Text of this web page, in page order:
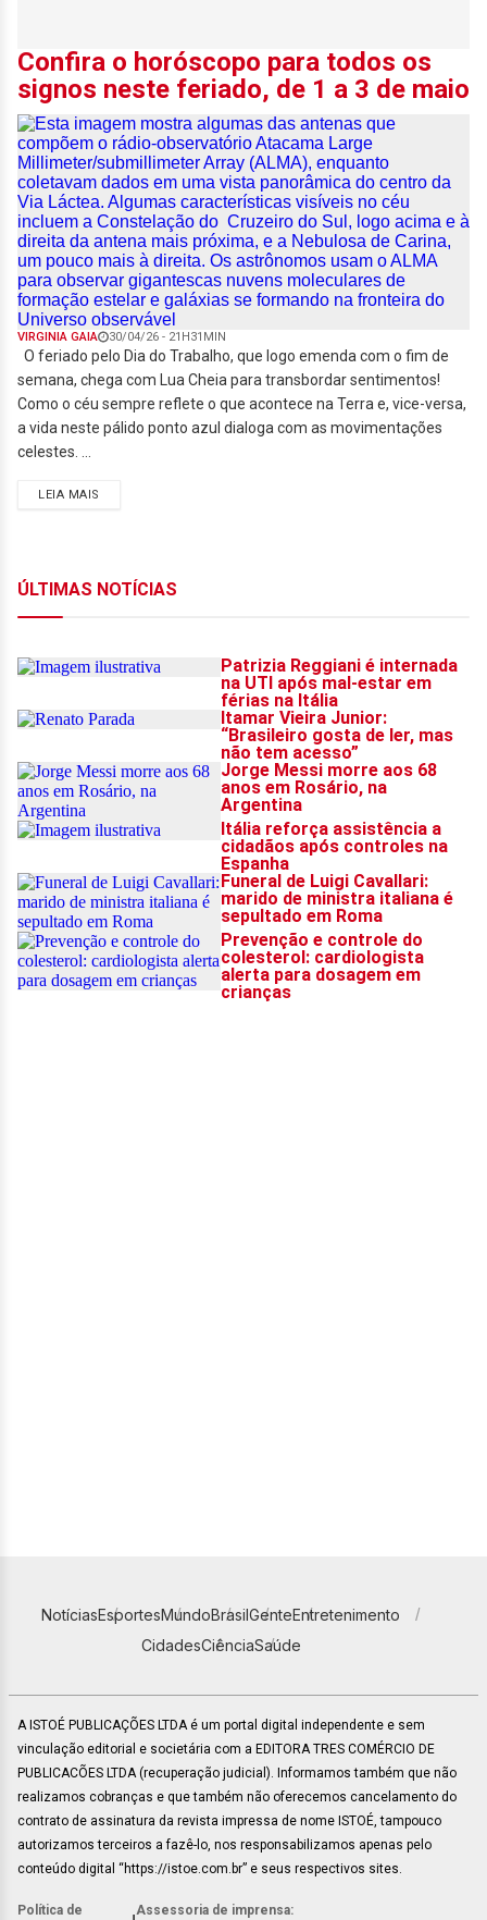
Confira o horóscopo para todos os
signos neste feriado, de 1 a 3 de maio
VIRGINIA GAIA 30/04/26 - 21H31MIN
O feriado pelo Dia do Trabalho, que logo emenda com o fim de
semana, chega com Lua Cheia para transbordar sentimentos!
Como o céu sempre reflete o que acontece na Terra e, vice-versa,
a vida neste pálido ponto azul dialoga com as movimentações
celestes. ...
LEIA MAIS
NotíciasEsportesMundoBrasilGenteEntretenimento
CidadesCiênciaSaúde
A ISTOÉ PUBLICAÇÕES LTDA é um portal digital independente e sem
vinculação editorial e societária com a EDITORA TRES COMÉRCIO DE
PUBLICACÕES LTDA (recuperação judicial). Informamos também que não
realizamos cobranças e que também não oferecemos cancelamento do
contrato de assinatura da revista impressa de nome ISTOÉ, tampouco
autorizamos terceiros a fazê-lo, nos responsabilizamos apenas pelo
conteúdo digital “https://istoe.com.br” e seus respectivos sites.
Política de Assessoria de imprensa: